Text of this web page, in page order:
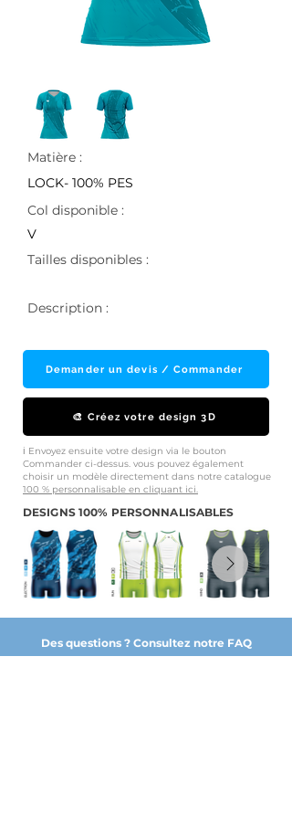
Matière :
LOCK- 100% PES
Col disponible :
V
Tailles disponibles :
Description :
Demander un devis / Commander
🎨 Créez votre design 3D
ℹ️ Envoyez ensuite votre design via le bouton
Commander ci-dessus. vous pouvez également
choisir un modèle directement dans notre catalogue
100 % personnalisable en cliquant ici.
DESIGNS 100% PERSONNALISABLES
Des questions ? Consultez notre FAQ